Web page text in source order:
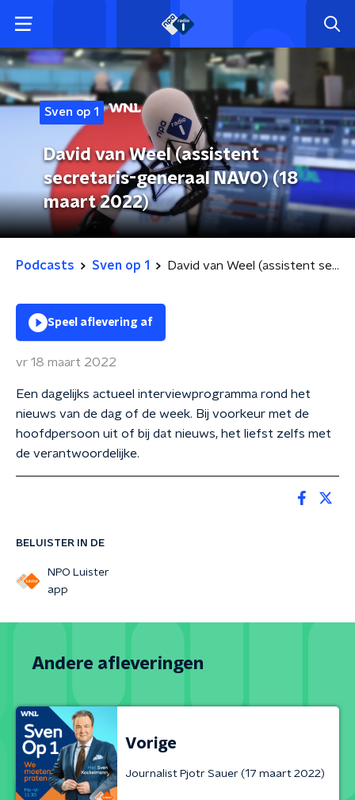
Sven op 1
David van Weel (assistent
secretaris-generaal NAVO) (18
maart 2022)
Podcasts Sven op 1 David van Weel (assistent secretaris-generaal NAVO) (18 maart 2022)
BELUISTER IN DE
NPO Luister
app
Speel aflevering af
vr 18 maart 2022
Een dagelijks actueel interviewprogramma rond het
nieuws van de dag of de week. Bij voorkeur met de
hoofdpersoon uit of bij dat nieuws, het liefst zelfs met
de verantwoordelijke.
Andere afleveringen
Vorige
Journalist Pjotr Sauer (17 maart 2022)